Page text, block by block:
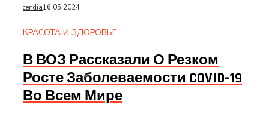
cendia16.05.2024
КРАСОТА И ЗДОРОВЬЕ
В ВОЗ Рассказали О Резком
Росте Заболеваемости COVID-19
Во Всем Мире